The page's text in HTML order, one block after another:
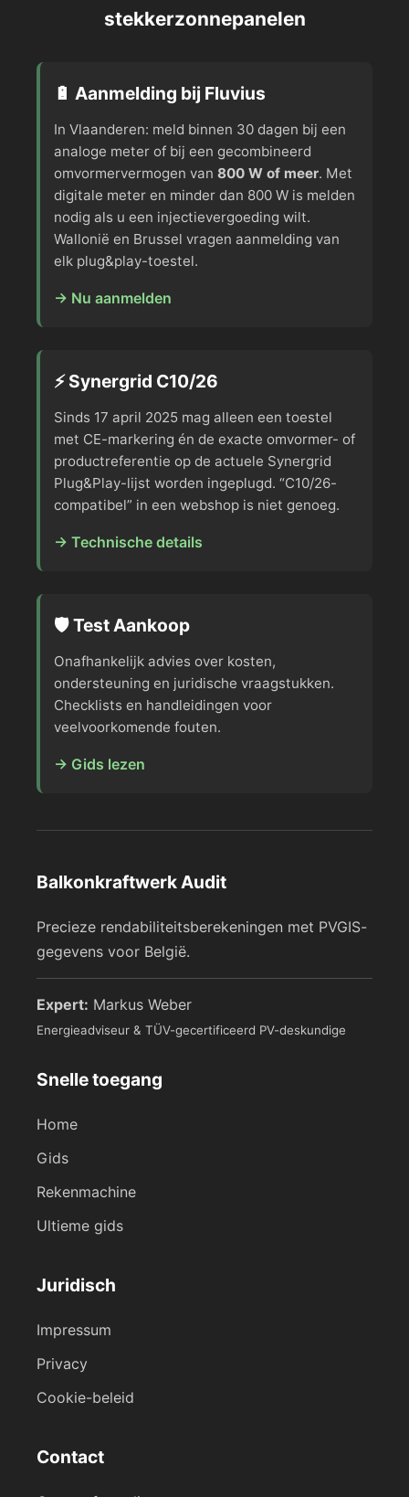
stekkerzonnepanelen
🔋 Aanmelding bij Fluvius
In Vlaanderen: meld binnen 30 dagen bij een
analoge meter of bij een gecombineerd
omvormervermogen van 800 W of meer. Met
digitale meter en minder dan 800 W is melden
nodig als u een injectievergoeding wilt.
Wallonië en Brussel vragen aanmelding van
elk plug&play-toestel.
→ Nu aanmelden
⚡ Synergrid C10/26
Sinds 17 april 2025 mag alleen een toestel
met CE-markering én de exacte omvormer- of
productreferentie op de actuele Synergrid
Plug&Play-lijst worden ingeplugd. “C10/26-
compatibel” in een webshop is niet genoeg.
→ Technische details
🛡️ Test Aankoop
Onafhankelijk advies over kosten,
ondersteuning en juridische vraagstukken.
Checklists en handleidingen voor
veelvoorkomende fouten.
→ Gids lezen
Balkonkraftwerk Audit
Precieze rendabiliteitsberekeningen met PVGIS-
gegevens voor België.
Expert: Markus Weber
Energieadviseur & TÜV-gecertificeerd PV-deskundige
Snelle toegang
Home
Gids
Rekenmachine
Ultieme gids
Juridisch
Impressum
Privacy
Cookie-beleid
Contact